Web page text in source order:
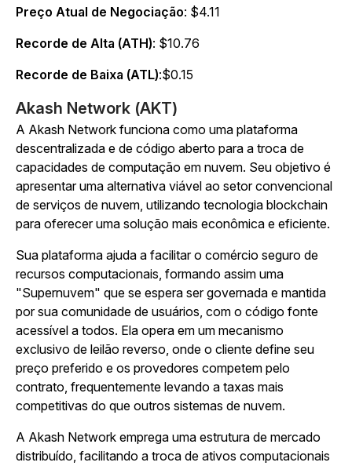
Preço Atual de Negociação: $4.11
Recorde de Alta (ATH): $10.76
Recorde de Baixa (ATL):$0.15
Akash Network (AKT)
A Akash Network funciona como uma plataforma
descentralizada e de código aberto para a troca de
capacidades de computação em nuvem. Seu objetivo é
apresentar uma alternativa viável ao setor convencional
de serviços de nuvem, utilizando tecnologia blockchain
para oferecer uma solução mais econômica e eficiente.
Sua plataforma ajuda a facilitar o comércio seguro de
recursos computacionais, formando assim uma
"Supernuvem" que se espera ser governada e mantida
por sua comunidade de usuários, com o código fonte
acessível a todos. Ela opera em um mecanismo
exclusivo de leilão reverso, onde o cliente define seu
preço preferido e os provedores competem pelo
contrato, frequentemente levando a taxas mais
competitivas do que outros sistemas de nuvem.
A Akash Network emprega uma estrutura de mercado
distribuído, facilitando a troca de ativos computacionais